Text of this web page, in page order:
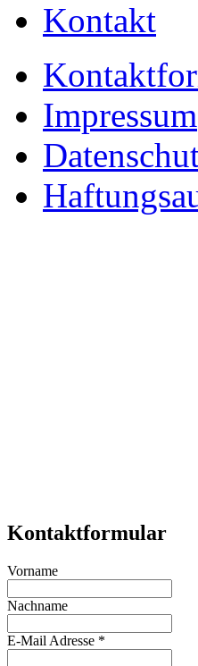
Kontakt
Impressum
Kontaktformular
Vorname
Nachname
E-Mail Adresse *